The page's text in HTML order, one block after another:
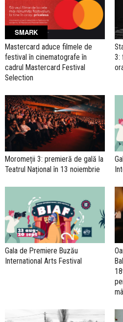
SMARK
Mastercard aduce filmele de
festival în cinematografe în
cadrul Mastercard Festival
Selection
3:
Moromeții 3: premieră de gală la
Teatrul Național în 13 noiembrie
Gala de Premiere Buzău
International Arts Festival